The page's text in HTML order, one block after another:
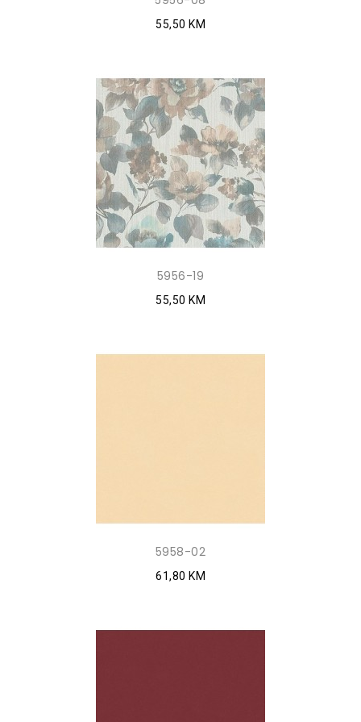
55,50 KM
5956-19
55,50 KM
5958-02
61,80 KM